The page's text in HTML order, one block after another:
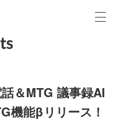
＆MTG 議事録AI
機能βリリース！